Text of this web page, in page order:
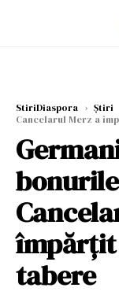
StiriDiaspora › Știri
Cancelarul Merz a
tabere